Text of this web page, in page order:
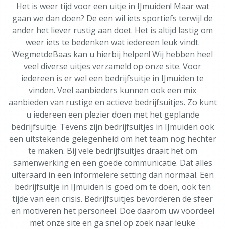
Het is weer tijd voor een uitje in IJmuiden! Maar wat
gaan we dan doen? De een wil iets sportiefs terwijl de
ander het liever rustig aan doet. Het is altijd lastig om
weer iets te bedenken wat iedereen leuk vindt.
WegmetdeBaas kan u hierbij helpen! Wij hebben heel
veel diverse uitjes verzameld op onze site. Voor
iedereen is er wel een bedrijfsuitje in IJmuiden te
vinden. Veel aanbieders kunnen ook een mix
aanbieden van rustige en actieve bedrijfsuitjes. Zo kunt
u iedereen een plezier doen met het geplande
bedrijfsuitje. Tevens zijn bedrijfsuitjes in IJmuiden ook
een uitstekende gelegenheid om het team nog hechter
te maken. Bij vele bedrijfsuitjes draait het om
samenwerking en een goede communicatie. Dat alles
uiteraard in een informelere setting dan normaal. Een
bedrijfsuitje in IJmuiden is goed om te doen, ook ten
tijde van een crisis. Bedrijfsuitjes bevorderen de sfeer
en motiveren het personeel. Doe daarom uw voordeel
met onze site en ga snel op zoek naar leuke